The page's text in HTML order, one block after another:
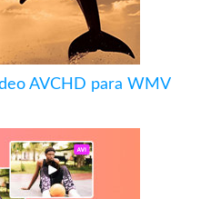
AVCHD para WMV